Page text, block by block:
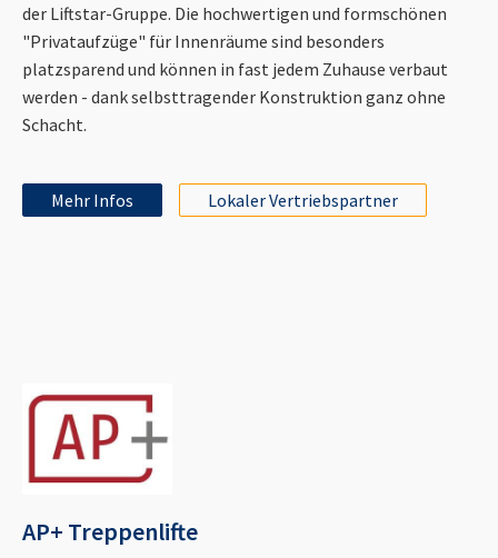
der Liftstar-Gruppe. Die hochwertigen und formschönen
"Privataufzüge" für Innenräume sind besonders
platzsparend und können in fast jedem Zuhause verbaut
werden - dank selbsttragender Konstruktion ganz ohne
Schacht.
Mehr Infos Lokaler Vertriebspartner
AP+ Treppenlifte